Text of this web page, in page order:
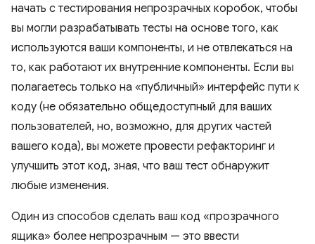
начать с тестирования непрозрачных коробок, чтобы
вы могли разрабатывать тесты на основе того, как
используются ваши компоненты, и не отвлекаться на
то, как работают их внутренние компоненты. Если вы
полагаетесь только на «публичный» интерфейс пути к
коду (не обязательно общедоступный для ваших
пользователей, но, возможно, для других частей
вашего кода), вы можете провести рефакторинг и
улучшить этот код, зная, что ваш тест обнаружит
любые изменения.
Один из способов сделать ваш код «прозрачного
ящика» более непрозрачным — это ввести